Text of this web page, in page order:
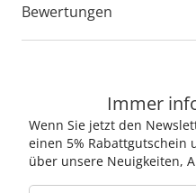
Bewertungen
Immer
Wenn Sie jetzt den
einen 5% Rabattgutschein
über unsere Neuigkeiten,